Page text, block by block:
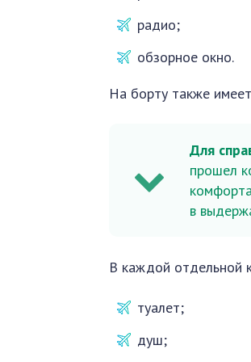
радио;
обзорное окно.
На борту также
Для
прошел
в
В каждой отдельной
туалет;
душ;